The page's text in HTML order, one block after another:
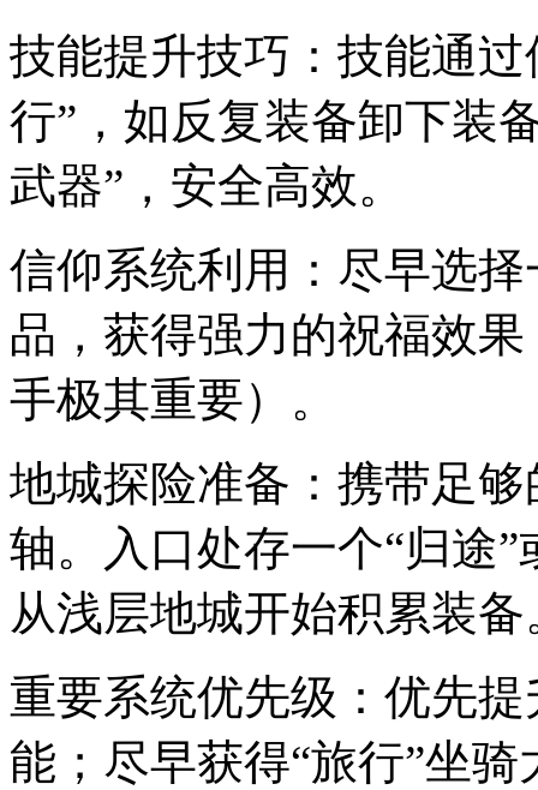
技能提升技巧：技能通
行”，如反复装备卸下装
武器”，安全高效。
信仰系统利用：尽早选
品，获得强力的祝福效
手极其重要）。
地城探险准备：携带足
轴。入口处存一个“归途
从浅层地城开始积累装备
重要系统优先级：优先
能；尽早获得“旅行”坐